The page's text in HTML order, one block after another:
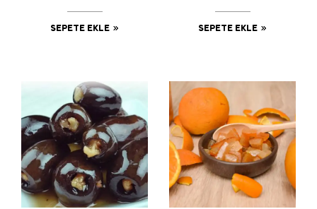
SEPETE EKLE SEPETE EKLE